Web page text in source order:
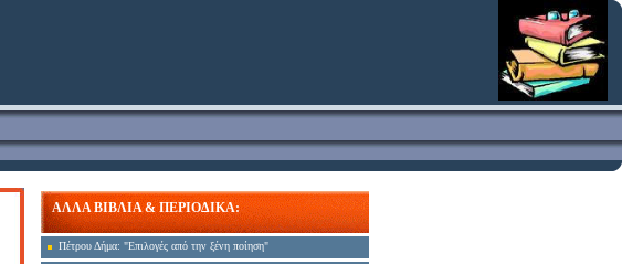
ΑΛΛΑ ΒΙΒΛΙΑ & ΠΕΡΙΟΔΙΚΑ:
Πέτρου Δήμα: "Επιλογές από την ξένη ποίηση"